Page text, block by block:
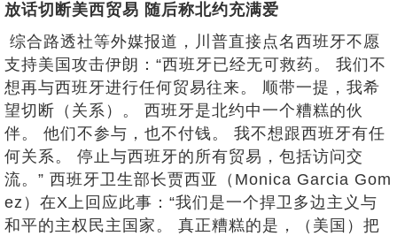
放话切断美西贸易 随后称北约充满爱
综合路透社等外媒报道，川普直接点名西班牙不愿
支持美国攻击伊朗：“西班牙已经无可救药。 我们不
想再与西班牙进行任何贸易往来。 顺带一提，我希
望切断（关系）。 西班牙是北约中一个糟糕的伙
伴。 他们不参与，也不付钱。 我不想跟西班牙有任
何关系。 停止与西班牙的所有贸易，包括访问交
流。” 西班牙卫生部长贾西亚（Monica Garcia Gom
ez）在X上回应此事：“我们是一个捍卫多边主义与
和平的主权民主国家。 真正糟糕的是，（美国）把